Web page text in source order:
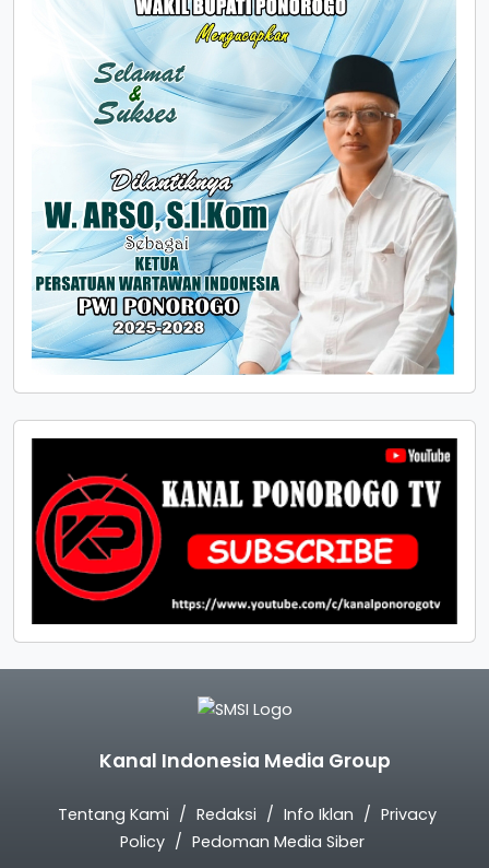
Kanal Indonesia Media Group
Tentang Kami Redaksi Info Iklan
Privacy
Policy
Pedoman Media Siber